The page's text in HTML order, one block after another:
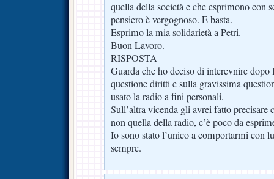
quella della società e che esprimono con
pensiero è vergognoso. E basta.
Esprimo la mia solidarietà a Petri.
Buon Lavoro.
RISPOSTA
Guarda che ho deciso di interevnire dopo
questione diritti e sulla gravissima
usato la radio a fini personali.
Sull’altra vicenda gli avrei fatto precisare
non quella della radio, c’è poco da
Io sono stato l’unico a comportarmi con
sempre.